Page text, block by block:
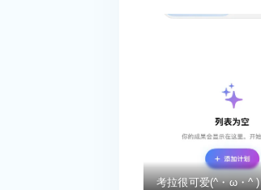
考拉很可爱(^・ω・^ )